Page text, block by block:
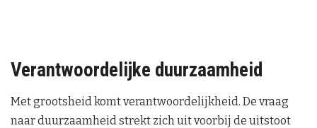
Verantwoordelijke duurzaamheid
Met grootsheid komt verantwoordelijkheid. De vraag
naar duurzaamheid strekt zich uit voorbij de uitstoot